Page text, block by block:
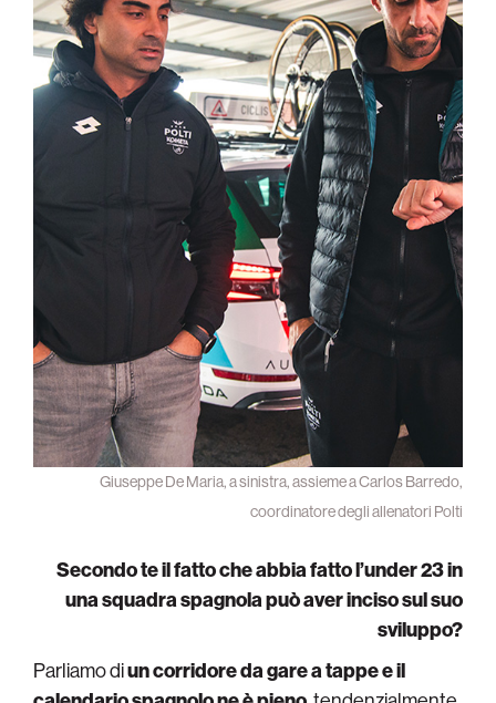
Giuseppe De Maria, a sinistra, assieme a Carlos Barredo,
coordinatore degli allenatori Polti
Secondo te il fatto che abbia fatto l’under 23 in
una squadra spagnola può aver inciso sul suo
sviluppo?
Parliamo diun corridore da gare a tappe e il